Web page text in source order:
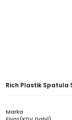
Rich Plastik Spatula
Marka